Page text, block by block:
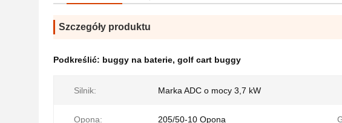
Szczegóły produktu
Podkreślić: buggy na baterie, golf cart buggy
Silnik: Marka ADC o mocy 3,7 kW
Opona: 205/50-10 Opona